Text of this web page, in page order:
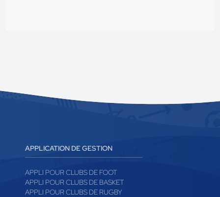
APPLICATION DE GESTION
APPLI POUR CLUBS DE FOOT
APPLI POUR CLUBS DE BASKET
APPLI POUR CLUBS DE RUGBY